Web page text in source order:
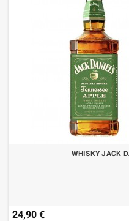
WHISKY JACK
24,90 €